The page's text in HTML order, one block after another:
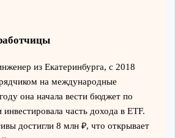
из Екатеринбурга, с 2018
на международные
она начала вести бюджет по
часть дохода в ETF.
достигли 8 млн ₽, что открывает